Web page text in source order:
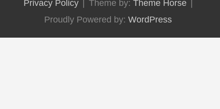
Privacy Policy Theme by: Theme Horse
Proudly Powered by: WordPress